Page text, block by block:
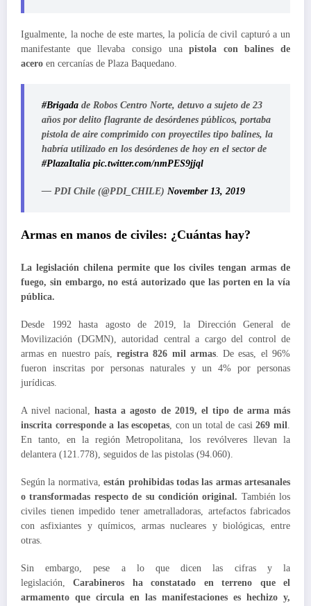
Igualmente, la noche de este martes, la policía de civil capturó a un
manifestante que llevaba consigo unapistola con balines de
acero en cercanías de Plaza Baquedano.
#Brigada de Robos Centro Norte, detuvo a sujeto de 23
años por delito flagrante de desórdenes públicos, portaba
pistola de aire comprimido con proyectiles tipo balines, la
habría utilizado en los desórdenes de hoy en el sector de
#PlazaItalia pic.twitter.com/nmPES9jjql
— PDI Chile (@PDI_CHILE) November 13, 2019
Armas en manos de civiles: ¿Cuántas hay?
La legislación chilena permite que los civiles tengan armas de
fuego, sin embargo, no está autorizado que las porten en la vía
pública.
Desde 1992 hasta agosto de 2019, la Dirección General de
Movilización (DGMN), autoridad central a cargo del control de
armas en nuestro país,registra 826 mil armas. De esas, el 96%
fueron inscritas por personas naturales y un 4% por personas
jurídicas.
A nivel nacional, hasta a agosto de 2019, el tipo de arma más
inscrita corresponde a las escopetas, con un total de casi269 mil.
En tanto, en la región Metropolitana, los revólveres llevan la
delantera (121.778), seguidos de las pistolas (94.060).
Según la normativa, están prohibidas todas las armas artesanales
o transformadas respecto de su condición original. También los
civiles tienen impedido tener ametralladoras, artefactos fabricados
con asfixiantes y químicos, armas nucleares y biológicas, entre
otras.
Sin embargo, pese a lo que dicen las cifras y la
legislación,Carabineros ha constatado en terreno que el
armamento que circula en las manifestaciones es hechizo y,